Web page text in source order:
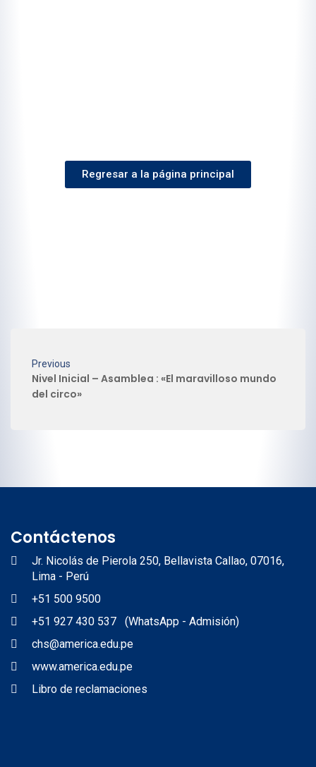
Regresar a la página principal
Previous
Nivel Inicial – Asamblea : «El maravilloso mundo
del circo»
Contáctenos
Jr. Nicolás de Pierola 250, Bellavista Callao, 07016,
Lima - Perú
+51 500 9500
+51 927 430 537 (WhatsApp - Admisión)
chs@america.edu.pe
www.america.edu.pe
Libro de reclamaciones